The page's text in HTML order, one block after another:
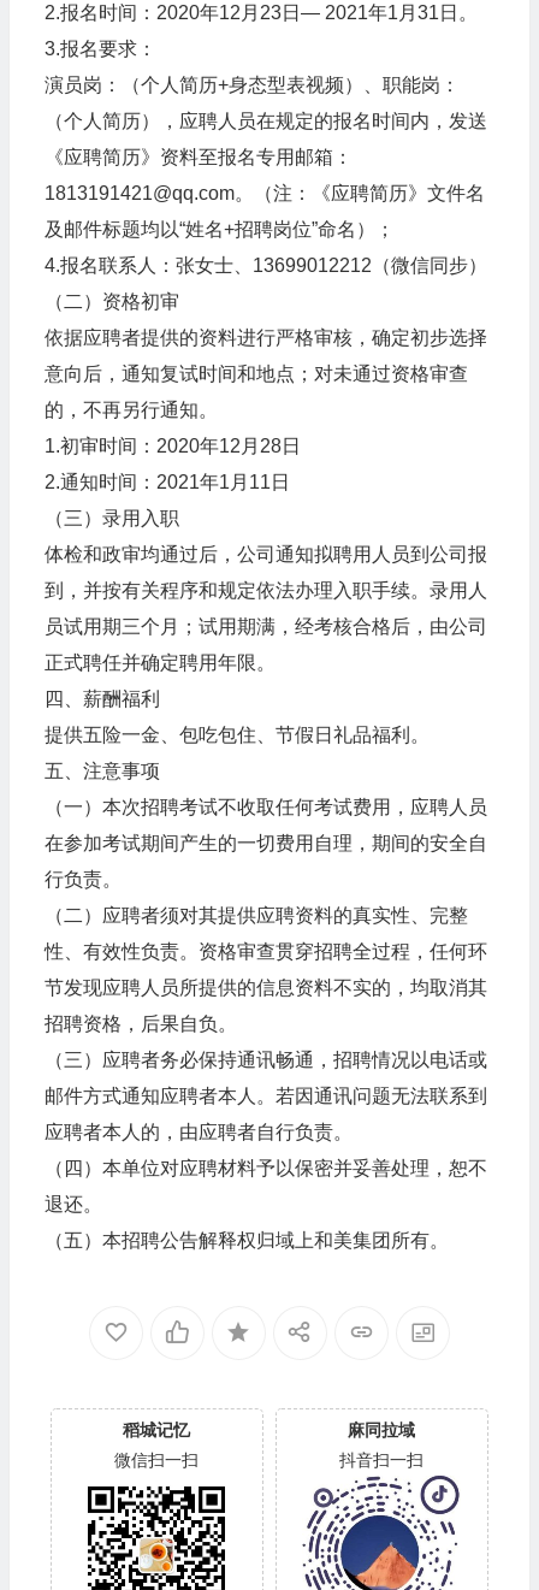
2.报名时间：2020年12月23日— 2021年1月31日。
3.报名要求：
演员岗：（个人简历+身态型表视频）、职能岗：
（个人简历），应聘人员在规定的报名时间内，发送
《应聘简历》资料至报名专用邮箱：
1813191421@qq.com。（注：《应聘简历》文件名
及邮件标题均以“姓名+招聘岗位”命名）；
4.报名联系人：张女士、13699012212（微信同步）
（二）资格初审
依据应聘者提供的资料进行严格审核，确定初步选择
意向后，通知复试时间和地点；对未通过资格审查
的，不再另行通知。
1.初审时间：2020年12月28日
2.通知时间：2021年1月11日
（三）录用入职
体检和政审均通过后，公司通知拟聘用人员到公司报
到，并按有关程序和规定依法办理入职手续。录用人
员试用期三个月；试用期满，经考核合格后，由公司
正式聘任并确定聘用年限。
四、薪酬福利
提供五险一金、包吃包住、节假日礼品福利。
五、注意事项
（一）本次招聘考试不收取任何考试费用，应聘人员
在参加考试期间产生的一切费用自理，期间的安全自
行负责。
（二）应聘者须对其提供应聘资料的真实性、完整
性、有效性负责。资格审查贯穿招聘全过程，任何环
节发现应聘人员所提供的信息资料不实的，均取消其
招聘资格，后果自负。
（三）应聘者务必保持通讯畅通，招聘情况以电话或
邮件方式通知应聘者本人。若因通讯问题无法联系到
应聘者本人的，由应聘者自行负责。
（四）本单位对应聘材料予以保密并妥善处理，恕不
退还。
（五）本招聘公告解释权归域上和美集团所有。
稻城记忆
微信扫一扫
麻同拉域
抖音扫一扫